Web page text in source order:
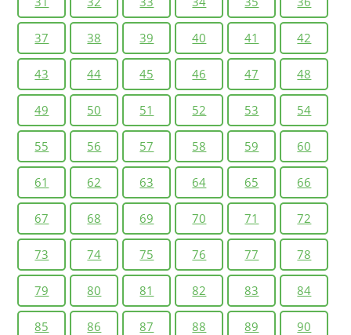
37 38 39 40 41 42
43 44 45 46 47 48
49 50 51 52 53 54
55 56 57 58 59 60
61 62 63 64 65 66
67 68 69 70 71 72
73 74 75 76 77 78
79 80 81 82 83 84
85 86 87 88 89 90